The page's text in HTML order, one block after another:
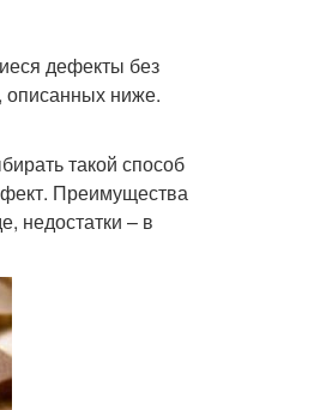
дефекты без
описанных ниже.
такой способ
Преимущества
недостатки – в